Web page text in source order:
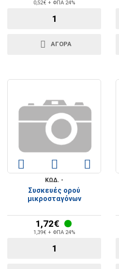
0,52€ + ΦΠΑ 24%
ΑΓΟΡΆ
ΚΩΔ. -
Συσκευές ορού
μικροσταγόνων
1,72€
1,39€ + ΦΠΑ 24%